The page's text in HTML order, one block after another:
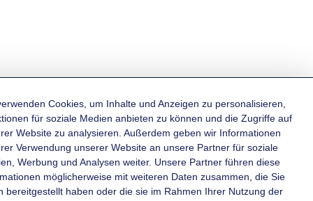
KATEGORIEN
INFORMATIONEN
Cookies, um Inhalte und Anzeigen zu personalisieren,
für soziale Medien anbieten zu können und die Zugriffe auf
Website zu analysieren. Außerdem geben wir Informationen
Verwendung unserer Website an unsere Partner für soziale
Werbung und Analysen weiter. Unsere Partner führen diese
möglicherweise mit weiteren Daten zusammen, die Sie
bereitgestellt haben oder die sie im Rahmen Ihrer Nutzung der